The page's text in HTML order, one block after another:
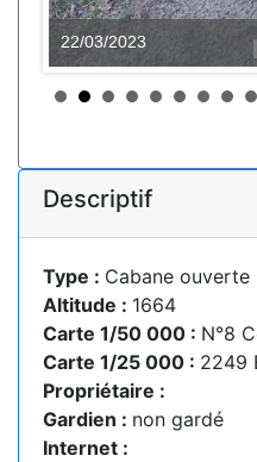
22/03/2023
Descriptif
Type : Cabane ouverte
Altitude : 1664
Carte 1/50 000 : N°8
Carte 1/25 000 : 2249
Propriétaire :
Gardien : non gardé
Internet :